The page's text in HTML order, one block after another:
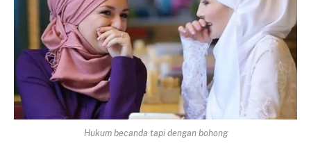
Hukum becanda tapi dengan bohong